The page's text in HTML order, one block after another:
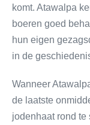
komt. Atawalpa
boeren goed
hun eigen
in de
Wanneer
de laatste
jodenhaat rond